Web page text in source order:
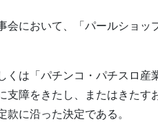
会において、「パールショッ
は「パチンコ・パチスロ産
障をきたし、またはきたす
に沿った決定である。